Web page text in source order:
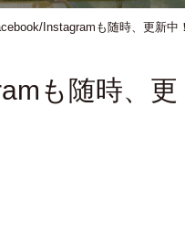
Instagramも随時、更新中
も随時、更